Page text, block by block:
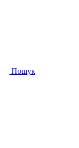
Пошук